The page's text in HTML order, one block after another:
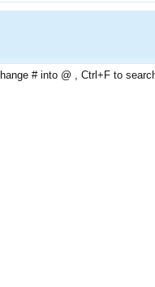
# into @ , Ctrl+F to